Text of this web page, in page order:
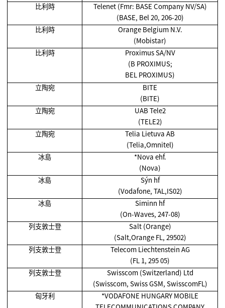
比利時
Telenet (Fmr: BASE Company NV/SA)
(BASE, Bel 20, 206-20)
比利時
Orange Belgium N.V.
(Mobistar)
比利時
Proximus SA/NV
(B PROXIMUS;
BEL PROXIMUS)
立陶宛
BITE
(BITE)
立陶宛
UAB Tele2
(TELE2)
立陶宛
Telia Lietuva AB
(Telia,Omnitel)
冰島
*Nova ehf.
(Nova)
冰島
Sýn hf
(Vodafone, TAL,IS02)
冰島
Siminn hf
(On-Waves, 247-08)
列支敦士登
Salt (Orange)
(Salt,Orange FL, 29502)
列支敦士登
Telecom Liechtenstein AG
(FL 1, 295 05)
列支敦士登
Swisscom (Switzerland) Ltd
(Swisscom, Swiss GSM, SwisscomFL)
匈牙利
*VODAFONE HUNGARY MOBILE